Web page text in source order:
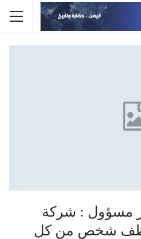
مسؤول : شركة
شخص من كل